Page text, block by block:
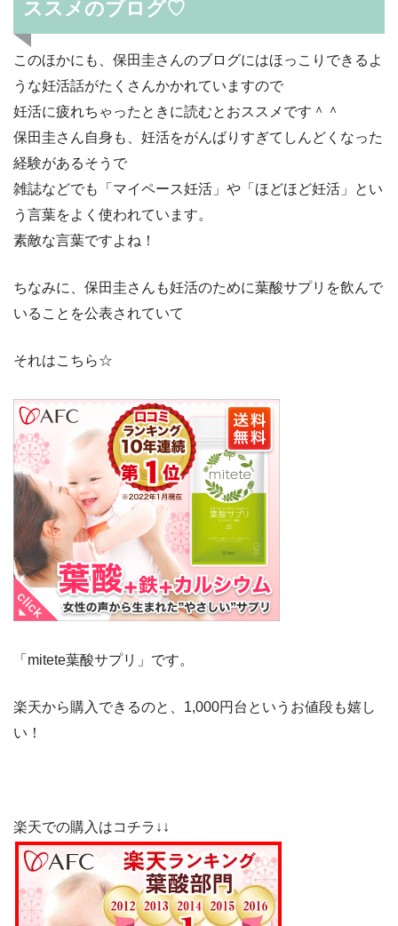
ススメのブログ♡
このほかにも、保田圭さんのブログにはほっこりできるよ
うな妊活話がたくさんかかれていますので
妊活に疲れちゃったときに読むとおススメです＾＾
保田圭さん自身も、妊活をがんばりすぎてしんどくなった
経験があるそうで
雑誌などでも「マイペース妊活」や「ほどほど妊活」とい
う言葉をよく使われています。
素敵な言葉ですよね！
ちなみに、保田圭さんも妊活のために葉酸サプリを飲んで
いることを公表されていて
それはこちら☆
「mitete葉酸サプリ」です。
楽天から購入できるのと、1,000円台というお値段も嬉し
い！
楽天での購入はコチラ↓↓